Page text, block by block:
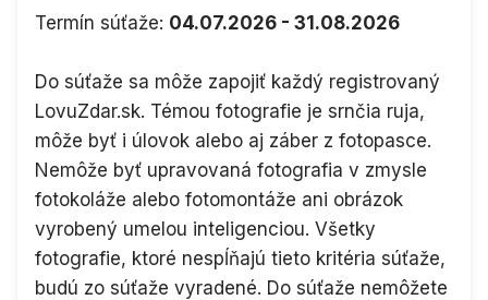
Termín súťaže: 04.07.2026 - 31.08.2026
Do súťaže sa môže zapojiť každý registrovaný
LovuZdar.sk. Témou fotografie je srnčia ruja,
môže byť i úlovok alebo aj záber z fotopasce.
Nemôže byť upravovaná fotografia v zmysle
fotokoláže alebo fotomontáže ani obrázok
vyrobený umelou inteligenciou. Všetky
fotografie, ktoré nespĺňajú tieto kritéria súťaže,
budú zo súťaže vyradené. Do súťaže nemôžete